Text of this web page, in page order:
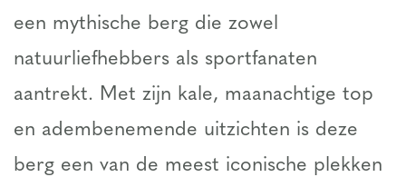
een mythische berg die zowel
natuurliefhebbers als sportfanaten
aantrekt. Met zijn kale, maanachtige top
en adembenemende uitzichten is deze
berg een van de meest iconische plekken